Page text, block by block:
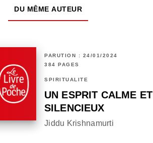
DU MÊME AUTEUR
PARUTION : 24/01/2024
384 PAGES
SPIRITUALITÉ
UN ESPRIT CALME ET
SILENCIEUX
Jiddu Krishnamurti